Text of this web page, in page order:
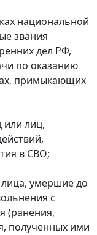
национальной
звания
дел РФ,
по оказанию
примыкающих
или лиц,
в СВО;
лица, умершие до
с
(ранения,
полученных ими